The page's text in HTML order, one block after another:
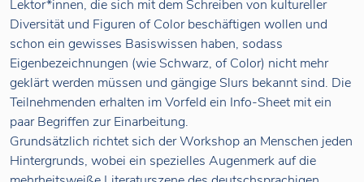
Lektor*innen, die sich mit dem Schreiben von kultureller
Diversität und Figuren of Color beschäftigen wollen und
schon ein gewisses Basiswissen haben, sodass
Eigenbezeichnungen (wie Schwarz, of Color) nicht mehr
geklärt werden müssen und gängige Slurs bekannt sind. Die
Teilnehmenden erhalten im Vorfeld ein Info-Sheet mit ein
paar Begriffen zur Einarbeitung.
Grundsätzlich richtet sich der Workshop an Menschen jeden
Hintergrunds, wobei ein spezielles Augenmerk auf die